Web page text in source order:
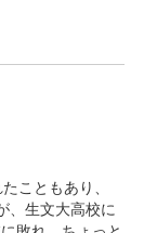
こともあり、
、生文大高校に